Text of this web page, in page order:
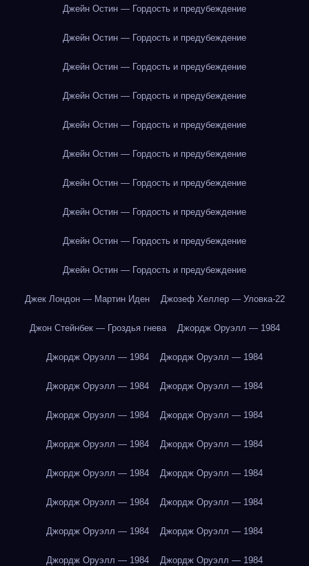
Джейн Остин — Гордость и предубеждение
Джейн Остин — Гордость и предубеждение
Джейн Остин — Гордость и предубеждение
Джейн Остин — Гордость и предубеждение
Джейн Остин — Гордость и предубеждение
Джейн Остин — Гордость и предубеждение
Джейн Остин — Гордость и предубеждение
Джейн Остин — Гордость и предубеждение
Джейн Остин — Гордость и предубеждение
Джейн Остин — Гордость и предубеждение
Джек Лондон — Мартин Иден Джозеф Хеллер — Уловка-22
Джон Стейнбек — Гроздья гнева Джордж Оруэлл — 1984
Джордж Оруэлл — 1984 Джордж Оруэлл — 1984
Джордж Оруэлл — 1984 Джордж Оруэлл — 1984
Джордж Оруэлл — 1984 Джордж Оруэлл — 1984
Джордж Оруэлл — 1984 Джордж Оруэлл — 1984
Джордж Оруэлл — 1984 Джордж Оруэлл — 1984
Джордж Оруэлл — 1984 Джордж Оруэлл — 1984
Джордж Оруэлл — 1984 Джордж Оруэлл — 1984
Джордж Оруэлл — 1984 Джордж Оруэлл — 1984